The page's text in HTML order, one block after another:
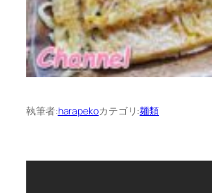
執筆者:harapekoカテゴリ:麺類